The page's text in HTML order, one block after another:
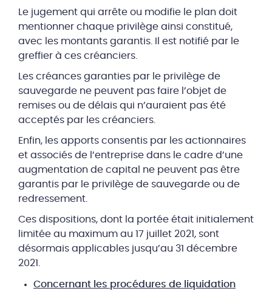
Le jugement qui arrête ou modifie le plan doit
mentionner chaque privilège ainsi constitué,
avec les montants garantis. Il est notifié par le
greffier à ces créanciers.
Les créances garanties par le privilège de
sauvegarde ne peuvent pas faire l’objet de
remises ou de délais qui n’auraient pas été
acceptés par les créanciers.
Enfin, les apports consentis par les actionnaires
et associés de l’entreprise dans le cadre d’une
augmentation de capital ne peuvent pas être
garantis par le privilège de sauvegarde ou de
redressement.
Ces dispositions, dont la portée était initialement
limitée au maximum au 17 juillet 2021, sont
désormais applicables jusqu’au 31 décembre
2021.
Concernant les procédures de liquidation